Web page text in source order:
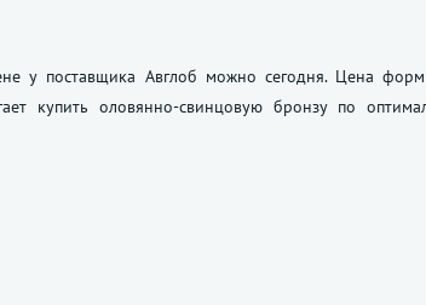
у поставщика Авглоб можно сегодня. Цена
купить оловянно-свинцовую бронзу по